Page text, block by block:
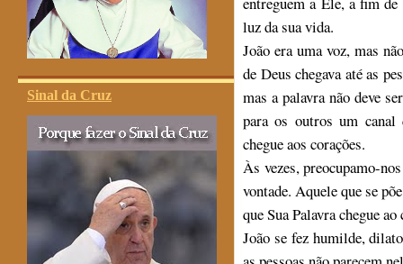
Sinal da Cruz
luz da sua vida.
João era uma voz, mas
de Deus chegava até as
mas a palavra não deve
para os outros um canal
chegue aos corações.
Às vezes, preocupamo-
vontade. Aquele que se
que Sua Palavra chegue
João se fez humilde,